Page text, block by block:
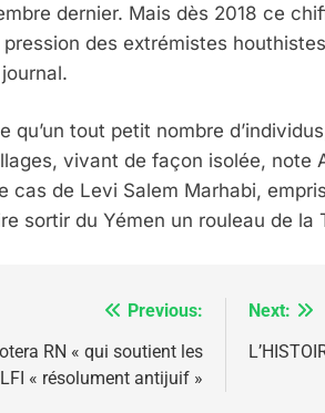
dernier. Mais dès 2018 ce
des extrémistes
qu’un tout petit nombre
vivant de façon isolée, note
cas de Levi Salem Marhabi,
sortir du Yémen un rouleau de la
Previous:
RN « qui soutient les
« résolument antijuif »
Next:
DIGNE ET RÉSILIENTE :
JUDAISME
NOUS MANQUE – Jacques